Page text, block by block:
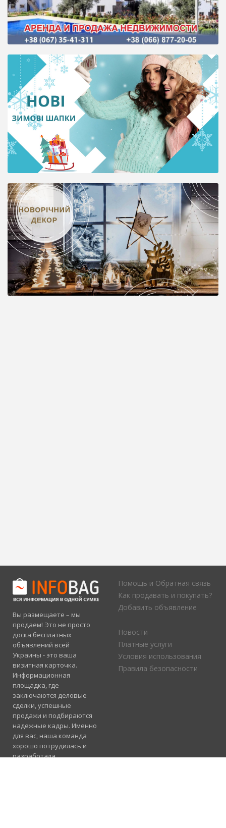
Вы размещаете – мы
продаем! Это не просто
доска бесплатных
объявлений всей
Украины - это ваша
визитная карточка.
Информационная
площадка, где
заключаются деловые
сделки, успешные
продажи и подбираются
надежные кадры. Именно
для вас, наша команда
хорошо потрудилась и
разработала
Помощь и Обратная связь
Как продавать и покупать?
Добавить объявление
Новости
Платные услуги
Условия использования
Правила безопасности